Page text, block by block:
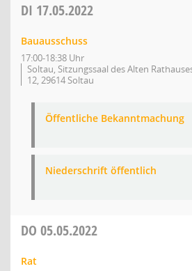
DI 17.05.2022
Bauausschuss
17:00-18:38 Uhr
Soltau, Sitzungssaal des Alten
12, 29614 Soltau
Öffentliche Bekanntmachung
Niederschrift öffentlich
DO 05.05.2022
Rat